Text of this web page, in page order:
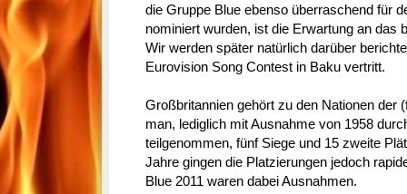
die Gruppe Blue ebenso überraschend für
nominiert wurden, ist die Erwartung an das
Wir werden später natürlich darüber
Eurovision Song Contest in Baku vertritt.
Großbritannien gehört zu den Nationen der
man, lediglich mit Ausnahme von 1958
teilgenommen, fünf Siege und 15 zweite
Jahre gingen die Platzierungen jedoch
Blue 2011 waren dabei Ausnahmen.